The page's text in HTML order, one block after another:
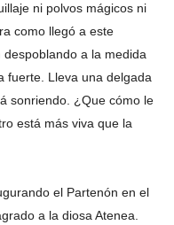
ni polvos mágicos ni
como llegó a este
a la medida
fuerte. Lleva una delgada
sonriendo. ¿Que cómo le
está más viva que la
el Partenón en el
a la diosa Atenea.